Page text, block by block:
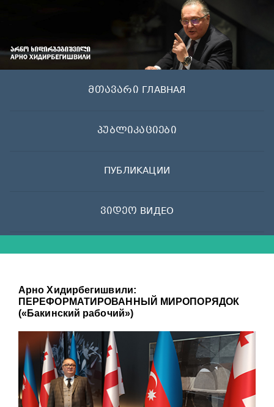
მთავარი ГЛАВНАЯ
პუბლიკაციები
ПУБЛИКАЦИИ
ვიდეო ВИДЕО
Арно Хидирбегишвили:
ПЕРЕФОРМАТИРОВАННЫЙ МИРОПОРЯДОК
(«Бакинский рабочий»)